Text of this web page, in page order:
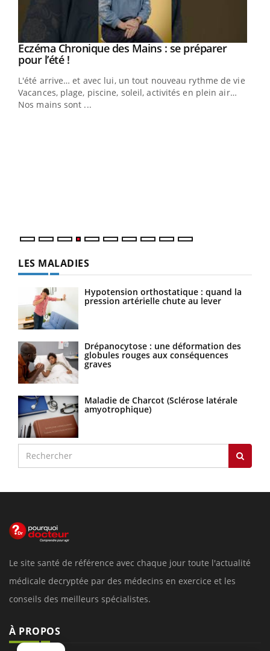
Youtube
Eczéma Chronique des Mains : se préparer
pour l’été !Youtube
L'été arrive… et avec lui, un tout nouveau rythme de vie !
Vacances, plage, piscine, soleil, activités en plein air…
Nos mains sont ...
LES MALADIES
Hypotension orthostatique : quand la
pression artérielle chute au lever
Drépanocytose : une déformation des
globules rouges aux conséquences
graves
Maladie de Charcot (Sclérose latérale
amyotrophique)
Le site santé de référence avec chaque jour toute l'actualité
médicale decryptée par des médecins en exercice et les
conseils des meilleurs spécialistes.
À PROPOS